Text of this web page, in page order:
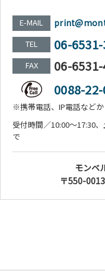
E-MAIL
TEL 06-
FAX
06-
0088-
※携帯電話、IP電話などか
受付時間／10:00～17:30
で
モンベ
〒550-